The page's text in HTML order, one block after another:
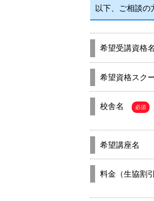
以下、ご相談の
希望受講資格
希望資格スク
校舎名 必須
希望講座名
料金（生協割